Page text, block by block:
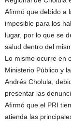
Afirmó que debido a
imposible para los
lugar, por lo que se
salud dentro del
Lo mismo ocurre en
Ministerio Público y
Andrés Cholula,
presentar las
Afirmó que el PRI
atienda las